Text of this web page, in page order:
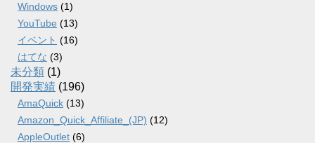
Windows (1)
YouTube (13)
イベント (16)
はてな (3)
未分類 (1)
開発実績 (196)
AmaQuick (13)
Amazon_Quick_Affiliate_(JP) (12)
AppleOutlet (6)